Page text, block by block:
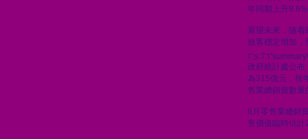
年同期上升
展望未來，隨
旅客穩定增加，
政府統計處公
為315億元，按
售業總銷貨數
6月零售業總銷
售價值臨時估